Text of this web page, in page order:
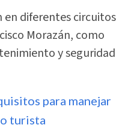
en diferentes circuitos
Morazán, como
y seguridad
para manejar
turista